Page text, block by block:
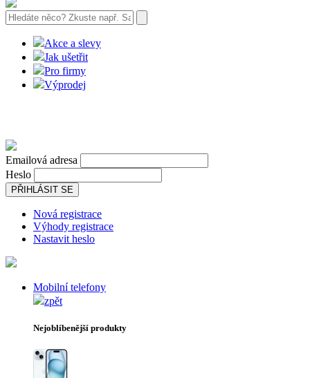
Akce a slevy
Jak ušetřit
Pro firmy
Výprodej
Emailová adresa
Heslo
PŘIHLÁSIT SE
Nová registrace
Výhody registrace
Nastavit heslo
Mobilní telefony
zpět
Nejoblíbenější produkty